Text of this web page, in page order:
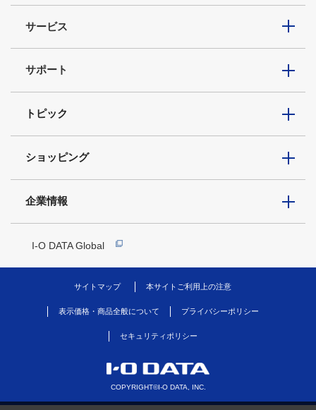
サービス
サポート
トピック
ショッピング
企業情報
I-O DATA Global
サイトマップ 本サイトご利用上の注意
表示価格・商品全般について プライバシーポリシー
セキュリティポリシー
COPYRIGHT©I-O DATA, INC.